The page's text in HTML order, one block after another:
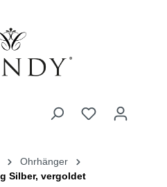
Ohrhänger
Silber, vergoldet